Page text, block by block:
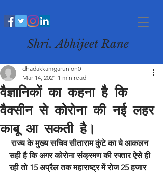
Shri. Abhijeet Rane
वैज्ञानिकों का कहना है कि
वैक्सीन से कोरोना की नई लहर
काबू आ सकती है।
dhadakkamgarunion0
Mar 14, 2021 1 min read
राज्य के मुख्य सचिव सीताराम कुंटे का ये आकलन
सही है कि अगर कोरोना संक्रमण की रफ्तार ऐसे ही
रही तो 15 अप्रैल तक महाराष्ट्र में रोज 25 हजार